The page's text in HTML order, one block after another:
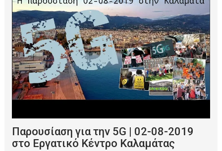
Παρουσίαση για την 5G | 02-08-2019
στο Εργατικό Κέντρο Καλαμάτας